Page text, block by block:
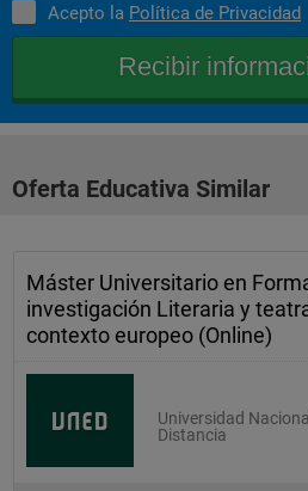
Acepto la Política de Privacidad
Oferta Educativa Similar
Máster Universitario en
investigación Literaria y
contexto europeo (Online)
Universidad
Distancia